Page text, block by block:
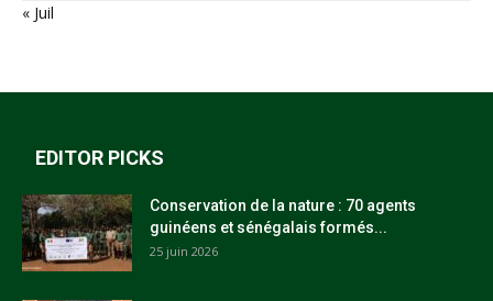
« Juil
EDITOR PICKS
Conservation de la nature : 70 agents
guinéens et sénégalais formés...
25 juin 2026